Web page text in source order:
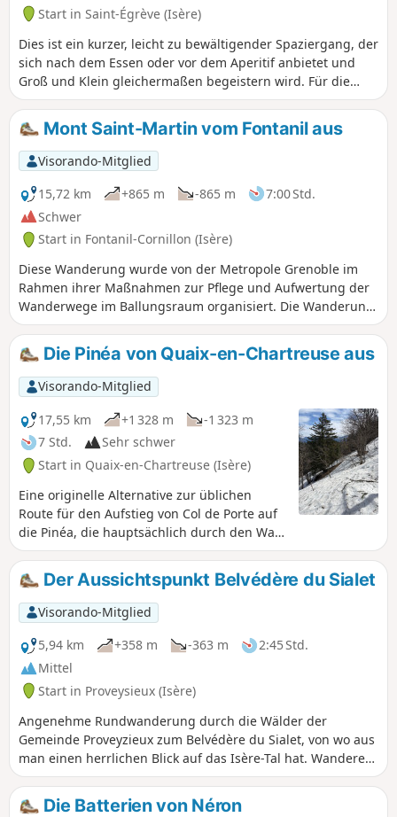
Start in Saint-Égrève (Isère)
Dies ist ein kurzer, leicht zu bewältigender Spaziergang, der
sich nach dem Essen oder vor dem Aperitif anbietet und
Groß und Klein gleichermaßen begeistern wird. Für die
Großen ist ein Plausch der ideale Begleiter für diesen
Spaziergang, während die Kleinen Steine in den Vence
werfen oder ein paar Steine hüpfen lassen können.
Mont Saint-Martin vom Fontanil aus
Visorando-Mitglied
15,72 km
+865 m -865 m
7:00 Std.
Schwer
Start in Fontanil-Cornillon (Isère)
Diese Wanderung wurde von der Metropole Grenoble im
Rahmen ihrer Maßnahmen zur Pflege und Aufwertung der
Wanderwege im Ballungsraum organisiert. Die Wanderung
trägt den Namen „Métrorando“. Die beschriebene Route
ermöglicht es, die Ausläufer des Chartreuse-Massivs sowie
einen sehr schönen Wald und das kleine Dorf Mont-Saint-
Martin zu entdecken.
Die Pinéa von Quaix-en-Chartreuse aus
Visorando-Mitglied
17,55 km
+1 328 m
-1 323 m
7 Std.
Sehr schwer
Start in Quaix-en-Chartreuse (Isère)
Eine originelle Alternative zur üblichen
Route für den Aufstieg von Col de Porte auf
die Pinéa, die hauptsächlich durch den Wald
führt und sehr wenig begangen wird. Dank
der Kühle des Waldes ist diese Wanderung
im Sommer ideal. Der 360°-Panoramablick
vom Gipfel der Pinéa auf die Chartreuse, die
Belledonne und den Vercors ist
atemberaubend.
Der Aussichtspunkt Belvédère du Sialet
Visorando-Mitglied
5,94 km
+358 m -363 m
2:45 Std.
Mittel
Start in Proveysieux (Isère)
Angenehme Rundwanderung durch die Wälder der
Gemeinde Proveyzieux zum Belvédère du Sialet, von wo aus
man einen herrlichen Blick auf das Isère-Tal hat. Wanderer
werden sich über das große Einkaufszentrum von Saint-
Égrève freuen, wo viele von ihnen ihre Einkäufe erledigen.
Die Batterien von Néron